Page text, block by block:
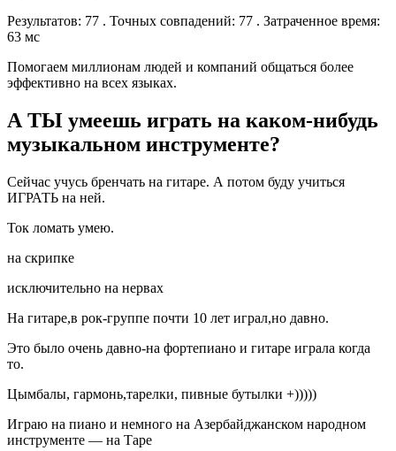
Результатов: 77 . Точных совпадений: 77 . Затраченное время:
63 мс
Помогаем миллионам людей и компаний общаться более
эффективно на всех языках.
А ТЫ умеешь играть на каком-нибудь
музыкальном инструменте?
Сейчас учусь бренчать на гитаре. А потом буду учиться
ИГРАТЬ на ней.
Ток ломать умею.
на скрипке
исключительно на нервах
На гитаре,в рок-группе почти 10 лет играл,но давно.
Это было очень давно-на фортепиано и гитаре играла когда
то.
Цымбалы, гармонь,тарелки, пивные бутылки +)))))
Играю на пиано и немного на Азербайджанском народном
инструменте — на Таре